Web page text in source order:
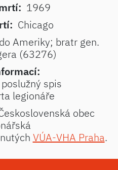
1969
Chicago
Ameriky; bratr gen.
(63276)
spis
legionáře
obec
VÚA-VHA Praha.